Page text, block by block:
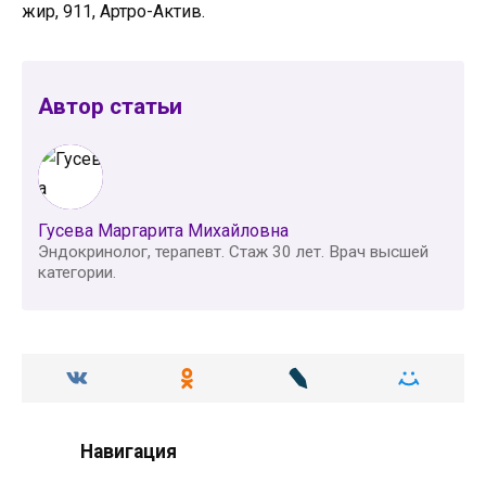
жир, 911, Артро-Актив.
Автор статьи
Гусева Маргарита Михайловна
Эндокринолог, терапевт. Стаж 30 лет. Врач высшей
категории.
Навигация